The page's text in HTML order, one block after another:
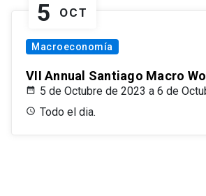
5 OCT
Macroeconomía
VII Annual Santiago Macro
5 de Octubre de 2023 a 6 de
Todo el dia.